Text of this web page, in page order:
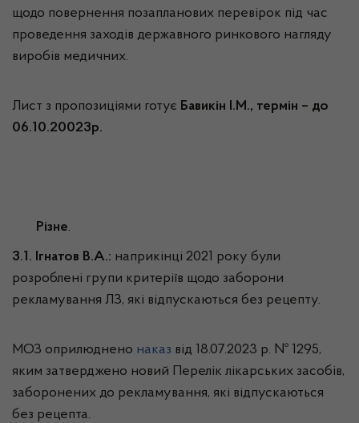
щодо повернення позапланових перевірок під час
проведення заходів державного ринкового нагляду
виробів медичних.
Лист з пропозиціями готує Бавикін І.М., термін – до
06.10.20023р.
Різне.
3.1. Ігнатов В.А.: наприкінці 2021 року були
розроблені групи критеріїв щодо заборони
рекламування ЛЗ, які відпускаються без рецепту.
МОЗ оприлюднено наказ від 18.07.2023 р. № 1295,
яким затверджено новий Перелік лікарських засобів,
заборонених до рекламування, які відпускаються
без рецепта.